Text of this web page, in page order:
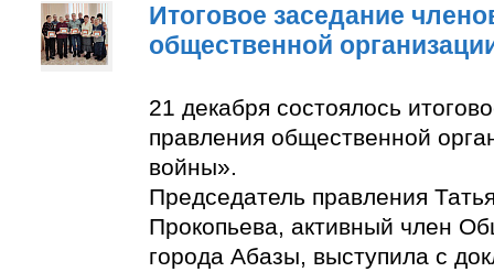
Итоговое заседание
общественной
21 декабря состоялось
правления общественной
войны».
Председатель правления
Прокопьева, активный член
города Абазы, выступила с